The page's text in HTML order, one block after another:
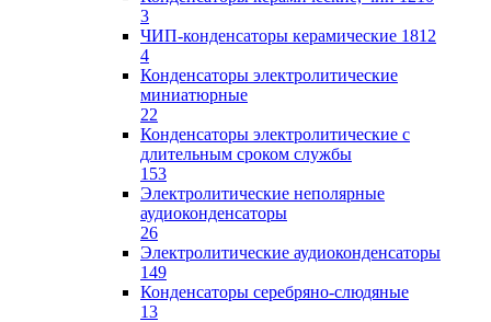
3
ЧИП-конденсаторы керамические 1812
4
Конденсаторы электролитические
миниатюрные
22
Конденсаторы электролитические с
длительным сроком службы
153
Электролитические неполярные
аудиоконденсаторы
26
Электролитические аудиоконденсаторы
149
Конденсаторы серебряно-слюдяные
13